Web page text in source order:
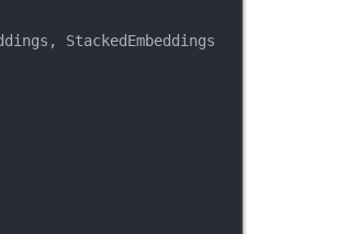
StackedEmbeddings